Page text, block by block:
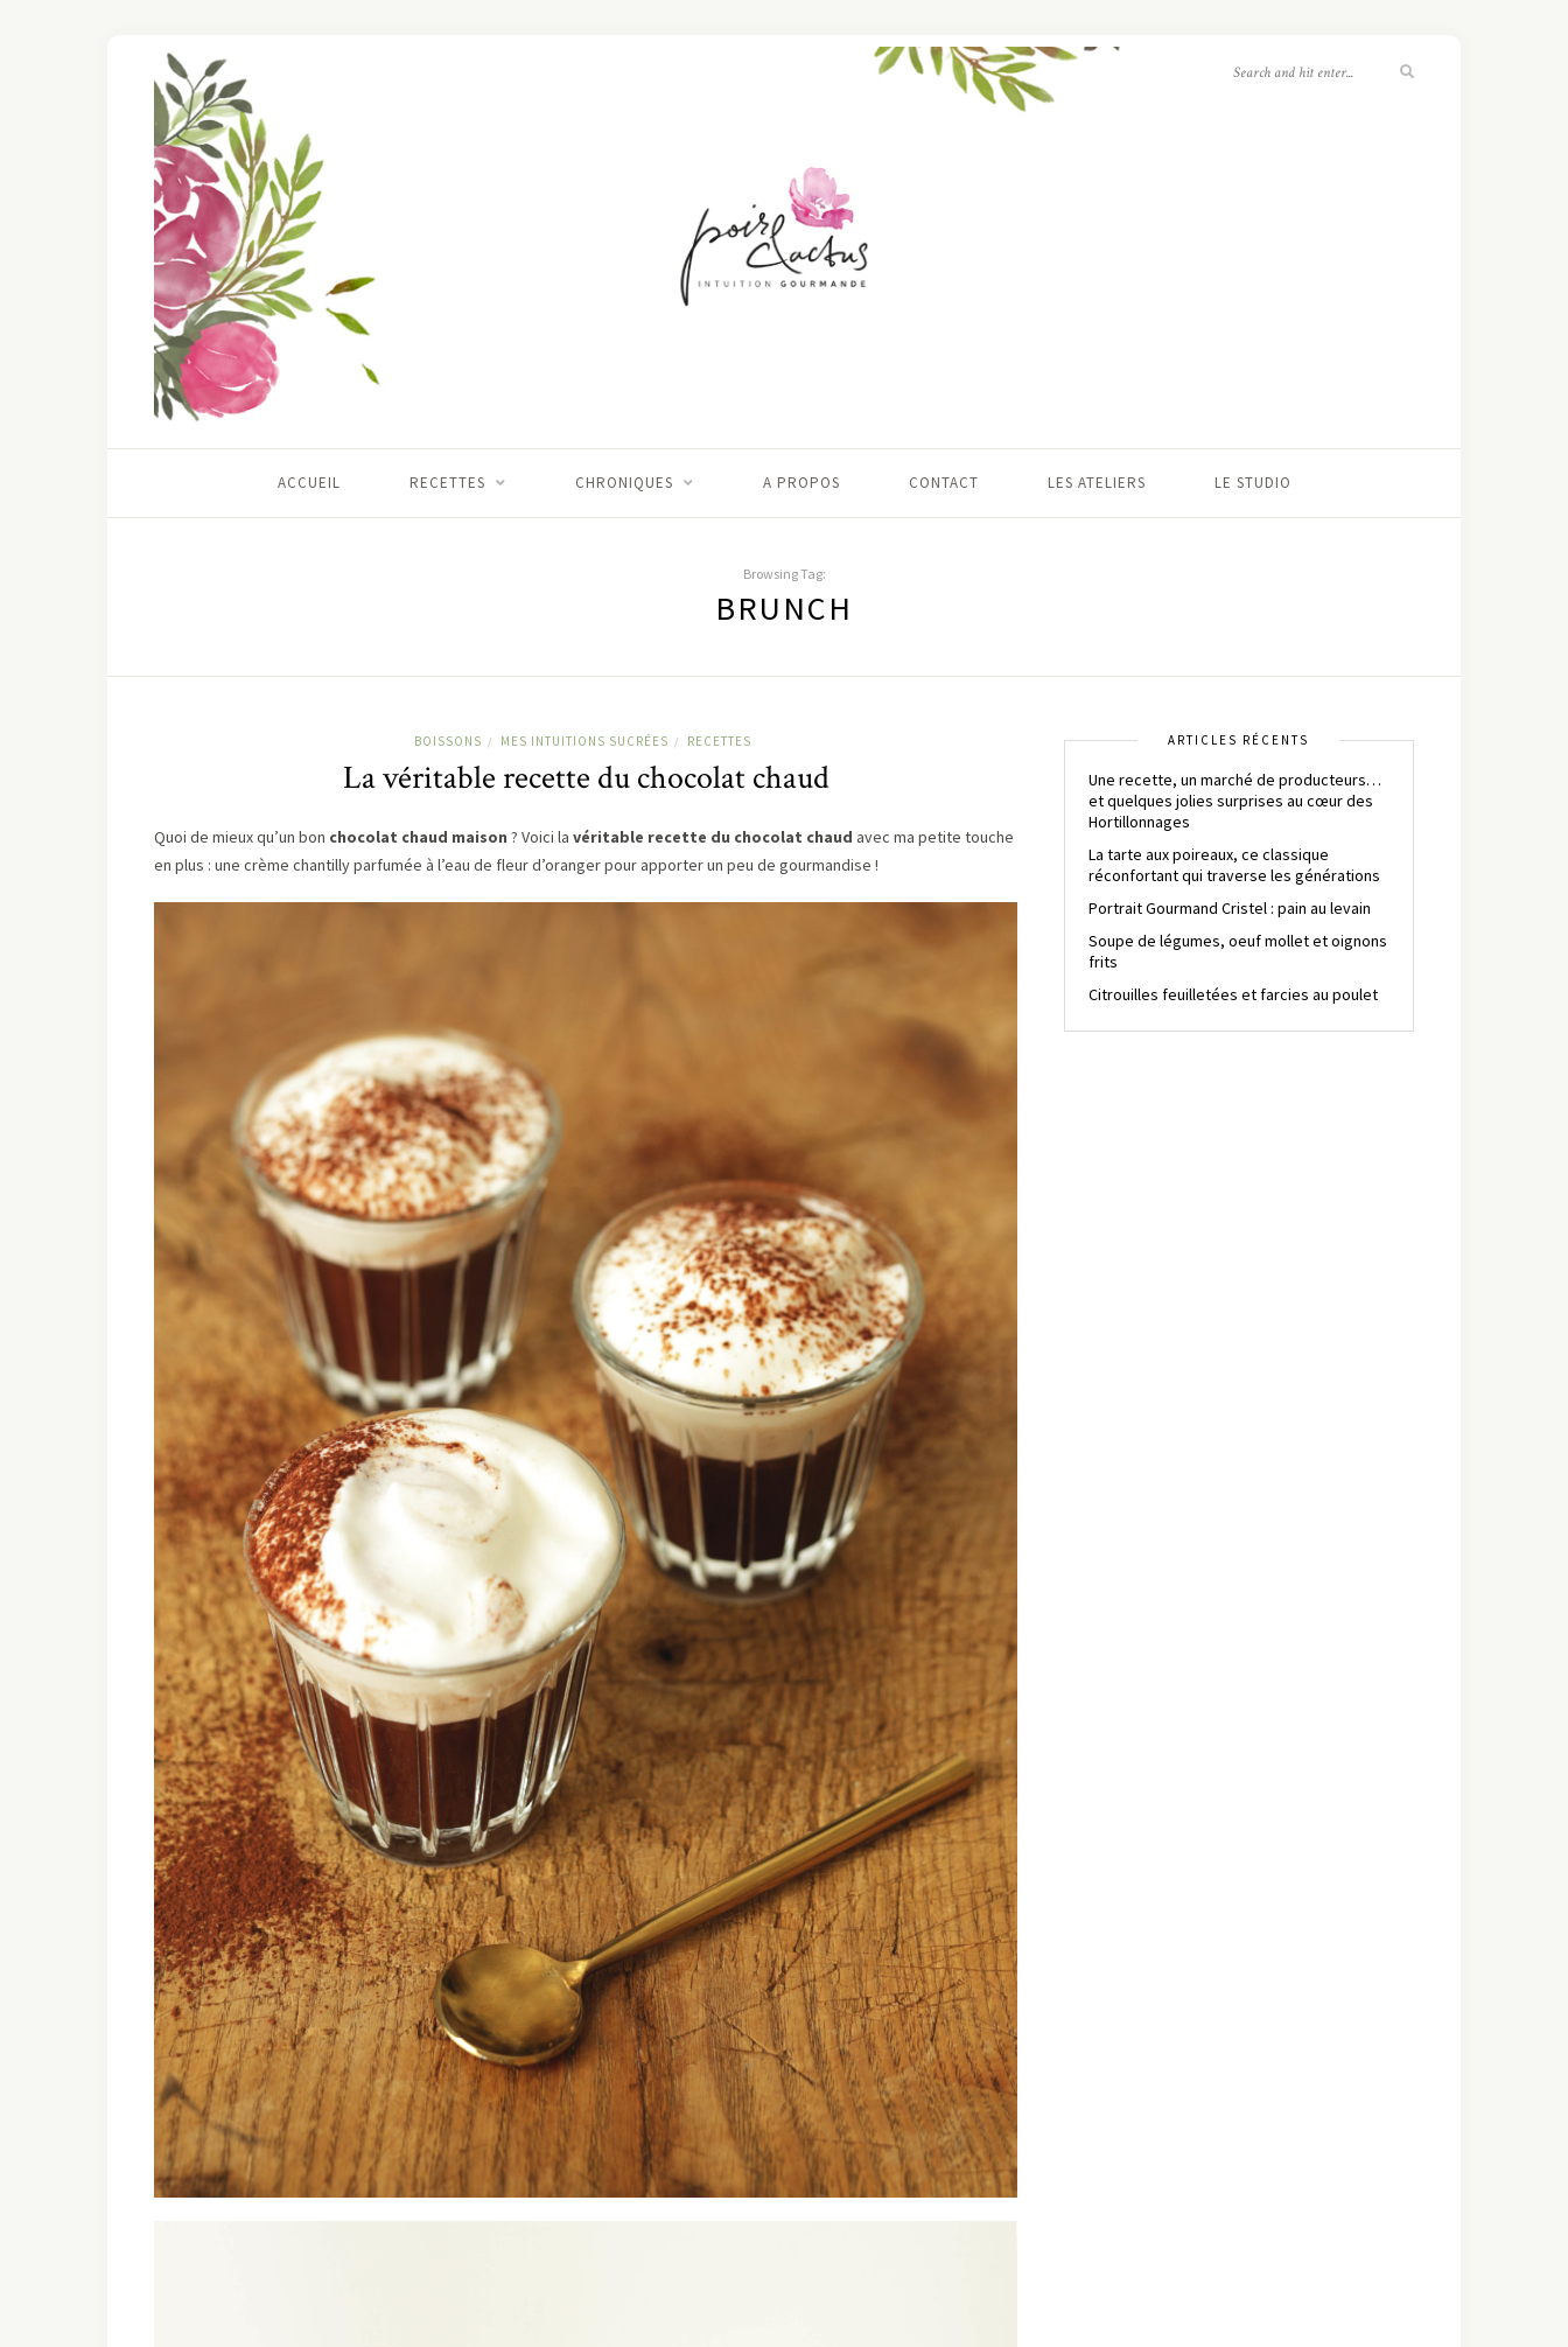
ACCUEIL RECETTES CHRONIQUES A PROPOS CONTACT LES ATELIERS LE STUDIO
Browsing Tag:
BRUNCH
BOISSONS / MES INTUITIONS SUCRÉES / RECETTES
La véritable recette du chocolat chaud
Quoi de mieux qu’un bon chocolat chaud maison ? Voici la véritable recette du chocolat chaud avec ma petite touche
en plus : une crème chantilly parfumée à l’eau de fleur d’oranger pour apporter un peu de gourmandise !
ARTICLES RÉCENTS
Une recette, un marché de producteurs…
et quelques jolies surprises au cœur des
Hortillonnages
La tarte aux poireaux, ce classique
réconfortant qui traverse les générations
Portrait Gourmand Cristel : pain au levain
Soupe de légumes, oeuf mollet et oignons
frits
Citrouilles feuilletées et farcies au poulet